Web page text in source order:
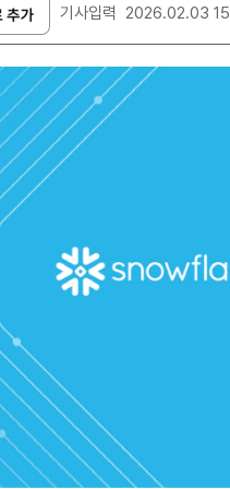
기사입력 2026.02.03